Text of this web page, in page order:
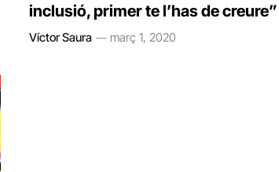
inclusió, primer te l’has de creure”
Víctor Saura març 1, 2020